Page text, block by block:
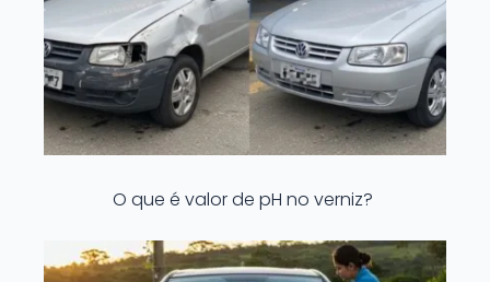
O que é valor de pH no verniz?